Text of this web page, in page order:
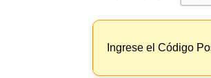
Ingrese el Código